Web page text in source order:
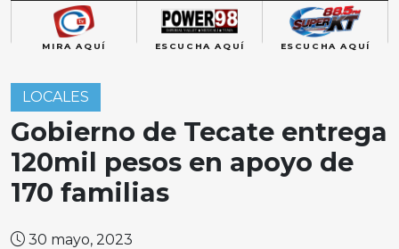
MIRA AQUÍ ESCUCHA AQUÍ ESCUCHA AQUÍ
LOCALES
Gobierno de Tecate entrega
120mil pesos en apoyo de
170 familias
30 mayo, 2023